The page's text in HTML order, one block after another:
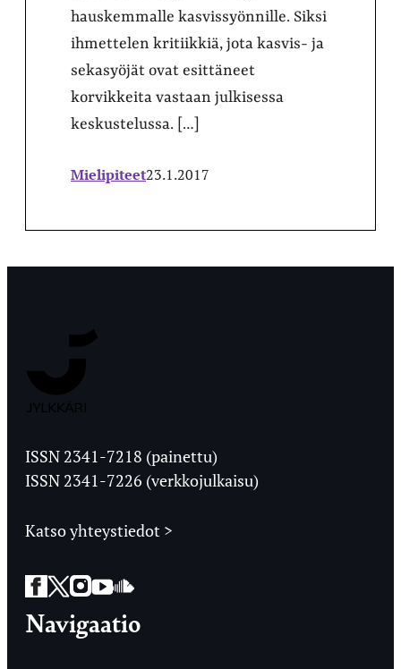
hauskemmalle kasvissyönnille. Siksi
ihmettelen kritiikkiä, jota kasvis- ja
sekasyöjät ovat esittäneet
korvikkeita vastaan julkisessa
keskustelussa. […]
Mielipiteet23.1.2017
Ylioppilaslehti
ISSN 2341-7218 (painettu)
ISSN 2341-7226 (verkkojulkaisu)
Katso yhteystiedot >
Facebook
Twitter
Instagram
YouTube
SoundCloud
Navigaatio